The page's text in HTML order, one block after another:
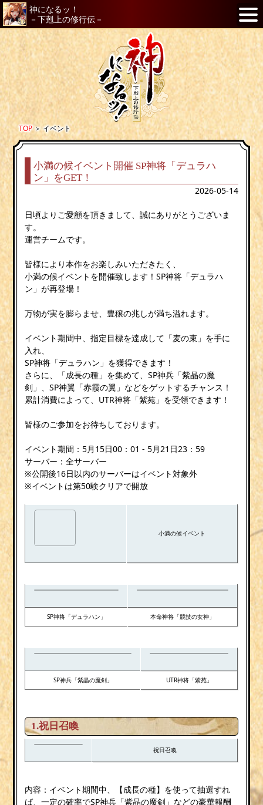
神になるッ！
－下剋上の修行伝－
TOP＞イベント
小満の候イベント開催 SP神将「デュラハ
ン」をGET！
2026-05-14
日頃よりご愛顧を頂きまして、誠にありがとうございま
す。
運営チームです。
皆様により本作をお楽しみいただきたく、
小満の候イベントを開催致します！SP神将「デュラハ
ン」が再登場！
万物が実を膨らませ、豊穣の兆しが満ち溢れます。
イベント期間中、指定目標を達成して「麦の束」を手に
入れ、
SP神将「デュラハン」を獲得できます！
さらに、「成長の種」を集めて、SP神兵「紫晶の魔
剣」、SP神翼「赤霞の翼」などをゲットするチャンス！
累計消費によって、UTR神将「紫苑」を受領できます！
皆様のご参加をお待ちしております。
イベント期間：5月15日00：01 - 5月21日23：59
サーバー：全サーバー
※公開後16日以内のサーバーはイベント対象外
※イベントは第50験クリアで開放
小満の候イベント
SP神将「デュラハン」 本命神将「競技の女神」
SP神兵「紫晶の魔剣」 UTR神将「紫苑」
1.祝日召喚
祝日召喚
内容：イベント期間中、【成長の種】を使って抽選すれ
ば、一定の確率でSP神兵「紫晶の魔剣」などの豪華報酬